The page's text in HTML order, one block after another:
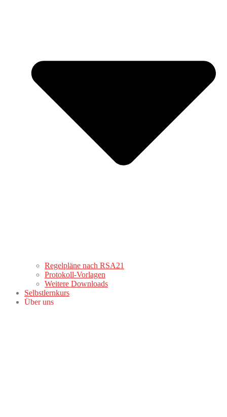
Regelpläne nach RSA21
Protokoll-Vorlagen
Weitere Downloads
Selbstlernkurs
Über uns